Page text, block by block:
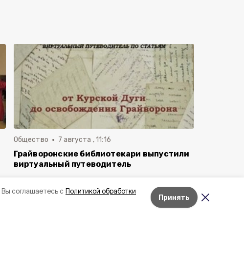
соглашаетесь с Политикой обработки
Принять
Лента новостей
Общество 7 августа , 11:16
Грайворонские библиотекари выпустили
виртуальный путеводитель